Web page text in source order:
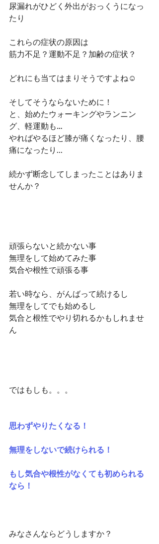
尿漏れがひどく外出がおっくうになっ
たり
これらの症状の原因は
筋力不足？運動不足？加齢の症状？
どれにも当てはまりそうですよね☺
そしてそうならないために！
と、始めたウォーキングやランニン
グ、軽運動も…
やればやるほど膝が痛くなったり、腰
痛になったり...
続かず断念してしまったことはありま
せんか？
頑張らないと続かない事
無理をして始めてみた事
気合や根性で頑張る事
若い時なら、がんばって続けるし
無理をしてでも始めるし
気合と根性でやり切れるかもしれませ
ん
ではもしも。。。
思わずやりたくなる！
無理をしないで続けられる！
もし気合や根性がなくても初められる
なら！
みなさんならどうしますか？